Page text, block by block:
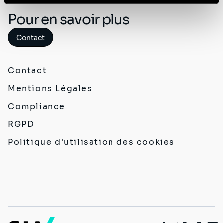
personnel.
Pour en savoir plus
Contact
Contact
Mentions Légales
Compliance
RGPD
Politique d'utilisation des cookies